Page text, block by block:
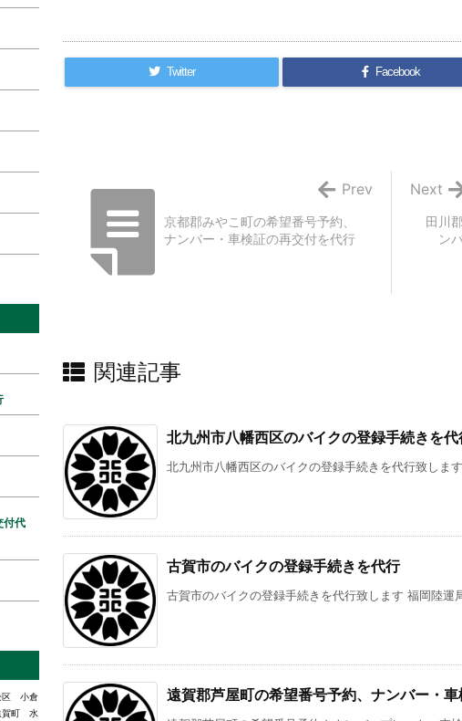
Twitter Facebook
田川
ン
Next
京都郡みやこ町の希望番号予約、
ナンバー・車検証の再交付を代行
Prev
関連記事
北九州市八幡西区のバイクの登録手続きを代
北九州市八幡西区のバイクの登録手続きを代行致しま
古賀市のバイクの登録手続きを代行
古賀市のバイクの登録手続きを代行致します 福岡陸
遠賀郡芦屋町の希望番号予約、ナンバー・
付代
区 小倉
賀町 水